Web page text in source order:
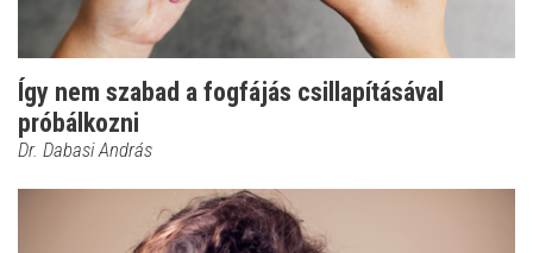
Így nem szabad a fogfájás csillapításával
próbálkozni
Dr. Dabasi András